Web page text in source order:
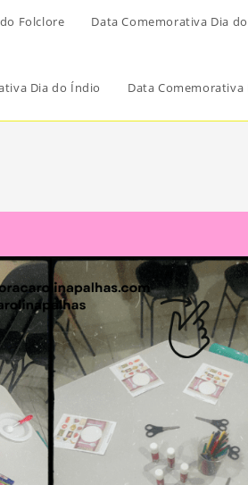
Folclore Data Comemorativa Dia
Dia do Índio Data Comemorativa